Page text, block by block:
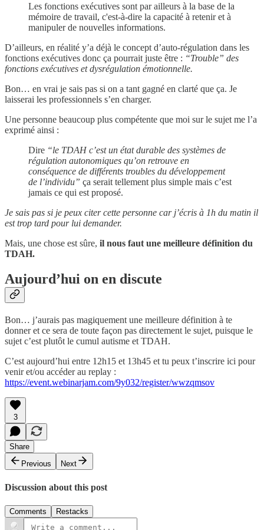
Les fonctions exécutives sont par ailleurs à la base de la
mémoire de travail, c'est-à-dire la capacité à retenir et à
manipuler de nouvelles informations.
D’ailleurs, en réalité y’a déjà le concept d’auto-régulation dans les
fonctions exécutives donc ça pourrait juste être : “Trouble” des
fonctions exécutives et dysrégulation émotionnelle.
Bon… en vrai je sais pas si on a tant gagné en clarté que ça. Je
laisserai les professionnels s’en charger.
Une personne beaucoup plus compétente que moi sur le sujet me l’a
exprimé ainsi :
Dire “le TDAH c’est un état durable des systèmes de
régulation autonomiques qu’on retrouve en
conséquence de différents troubles du développement
de l’individu” ça serait tellement plus simple mais c’est
jamais ce qui est proposé.
Je sais pas si je peux citer cette personne car j’écris à 1h du matin il
est trop tard pour lui demander.
Mais, une chose est sûre, il nous faut une meilleure définition du
TDAH.
Aujourd’hui on en discute
Bon… j’aurais pas magiquement une meilleure définition à te
donner et ce sera de toute façon pas directement le sujet, puisque le
sujet c’est plutôt le cumul autisme et TDAH.
C’est aujourd’hui entre 12h15 et 13h45 et tu peux t’inscrire ici pour
venir et/ou accéder au replay :
https://event.webinarjam.com/9y032/register/wwzqmsov
3
Share
Previous
Next
Discussion about this post
Comments Restacks